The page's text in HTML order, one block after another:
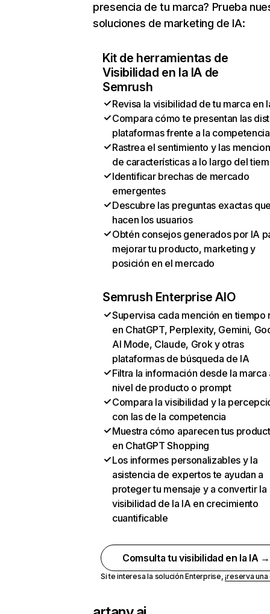
presencia de tu marca? Prueba
soluciones de marketing de IA:
Kit de herramientas de
Visibilidad en la IA de
Semrush
Revisa la visibilidad de tu marca en
Compara cómo te presentan las
plataformas frente a la competencia
Rastrea el sentimiento y las
de características a lo largo del
Identificar brechas de mercado
emergentes
Descubre las preguntas exactas
hacen los usuarios
Obtén consejos generados por IA
mejorar tu producto, marketing y
posición en el mercado
Semrush Enterprise AIO
Supervisa cada mención en tiempo
en ChatGPT, Perplexity, Gemini,
AI Mode, Claude, Grok y otras
plataformas de búsqueda de IA
Filtra la información desde la marca
nivel de producto o prompt
Compara la visibilidad y la
con las de la competencia
Muestra cómo aparecen tus
en ChatGPT Shopping
Los informes personalizables y la
asistencia de expertos te ayudan a
proteger tu mensaje y a convertir la
visibilidad de la IA en crecimiento
cuantificable
Comsulta tu visibilidad en la IA →
Si te interesa la solución Enterprise,¡reserva